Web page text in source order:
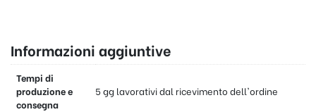
Informazioni aggiuntive
Tempi di
produzione e
consegna
5 gg lavorativi dal ricevimento dell'ordine